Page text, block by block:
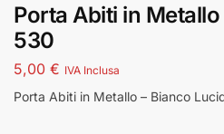
Porta Abiti in
530
5,00 € IVA Inclusa
Porta Abiti in Metallo – Bianco